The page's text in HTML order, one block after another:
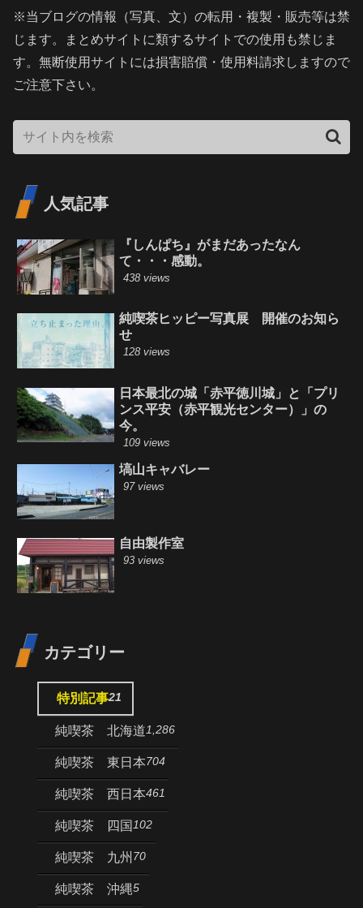
※当ブログの情報（写真、文）の転用・複製・販売等は禁
じます。まとめサイトに類するサイトでの使用も禁じま
す。無断使用サイトには損害賠償・使用料請求しますので
ご注意下さい。
人気記事
『しんぱち』がまだあったなん
て・・・感動。
438 views
純喫茶ヒッピー写真展 開催のお知ら
せ
128 views
日本最北の城「赤平徳川城」と「プリ
ンス平安（赤平観光センター）」の
今。
109 views
塙山キャバレー
97 views
自由製作室
93 views
カテゴリー
特別記事21
純喫茶 北海道1,286
純喫茶 東日本704
純喫茶 西日本461
純喫茶 四国102
純喫茶 九州 70
純喫茶 沖縄5